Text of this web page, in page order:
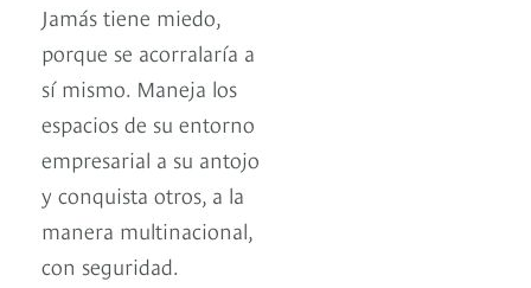
Jamás tiene miedo,
porque se acorralaría a
sí mismo. Maneja los
espacios de su entorno
empresarial a su antojo
y conquista otros, a la
manera multinacional,
con seguridad.